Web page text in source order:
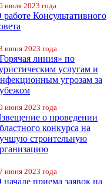
июля 2023 года
работе Консультативного
июня 2023 года
линия» по
услугам и
угрозам за
июня 2023 года
о проведении
конкурса на
строительную
июня 2023 года
начале приема заявок на